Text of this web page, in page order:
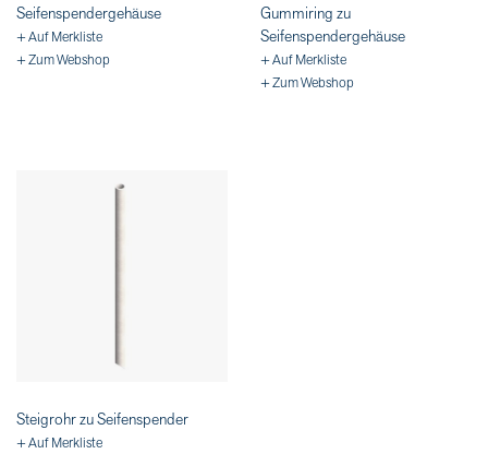
Seifenspendergehäuse
+ Auf Merkliste
+ Zum Webshop
Gummiring zu
Seifenspendergehäuse
+ Auf Merkliste
+ Zum Webshop
Steigrohr zu Seifenspender
+ Auf Merkliste